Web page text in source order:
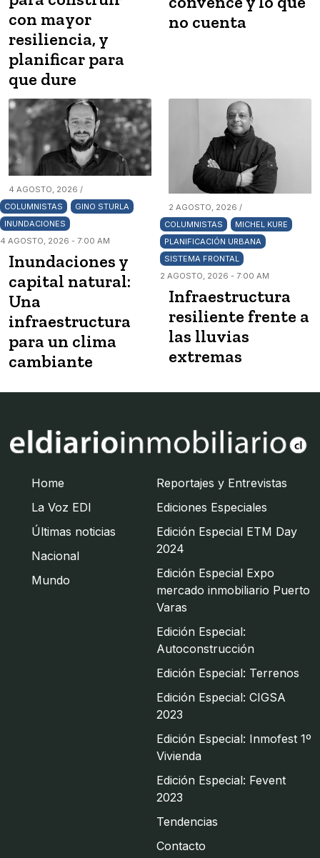
con mayor
resiliencia, y
planificar para
que dure
no cuenta
4 AGOSTO, 2026 /
COLUMNISTAS
GINO STURLA
INUNDACIONES
4 AGOSTO, 2026 - 7:00 AM
Inundaciones y
capital natural:
Una
infraestructura
para un clima
cambiante
2 AGOSTO, 2026 /
COLUMNISTAS
MICHEL KURE
PLANIFICACIÓN URBANA
SISTEMA FRONTAL
2 AGOSTO, 2026 - 7:00 AM
Infraestructura
resiliente frente a
las lluvias
extremas
Home
La Voz EDI
Últimas noticias
Nacional
Mundo
Reportajes y Entrevistas
Ediciones Especiales
Edición Especial ETM Day
2024
Edición Especial Expo
mercado inmobiliario Puerto
Varas
Edición Especial:
Autoconstrucción
Edición Especial: Terrenos
Edición Especial: CIGSA
2023
Edición Especial: Inmofest 1º
Vivienda
Edición Especial: Fevent
2023
Tendencias
Contacto